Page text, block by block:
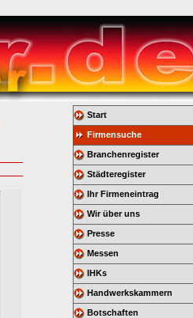
Start
Firmensuche
Branchenregister
Städteregister
Ihr Firmeneintrag
Wir über uns
Presse
Messen
IHKs
Handwerkskammern
Botschaften